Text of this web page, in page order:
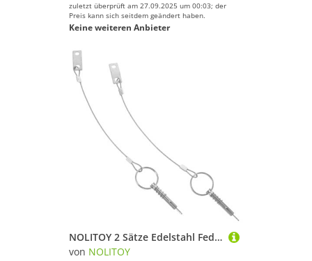
zuletzt überprüft am 27.09.2025 um 00:03; der
Preis kann sich seitdem geändert haben.
Keine weiteren Anbieter
NOLITOY 2 Sätze Edelstahl Federstift mit Lanyard für Bootsabdeckungen und Deckbeschläge Rostfrei Langlebig Vielseitig Einsetzbar für Boots Schiffsbedarf
von NOLITOY